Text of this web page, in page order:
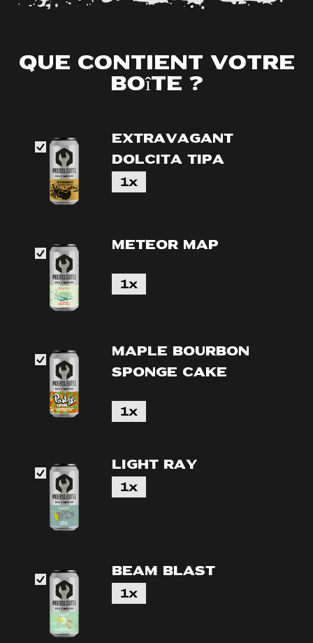
Que contient votre
boîte ?
Extravagant
Dolcita TIPA
1x
Meteor Map
1x
Maple Bourbon
Sponge Cake
1x
Light Ray
1x
Beam Blast
1x